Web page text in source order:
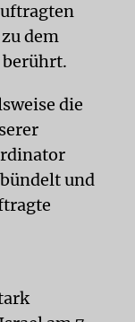
dem
berührt.
die
und